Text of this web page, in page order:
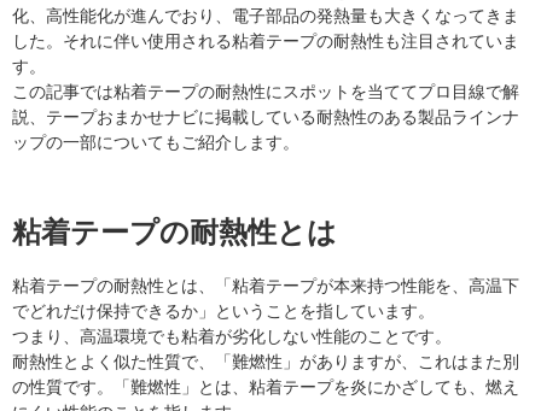
化、高性能化が進んでおり、電子部品の発熱量も大きくなってきま
した。それに伴い使用される粘着テープの耐熱性も注目されていま
す。
この記事では粘着テープの耐熱性にスポットを当ててプロ目線で解
説、テープおまかせナビに掲載している耐熱性のある製品ラインナ
ップの一部についてもご紹介します。
粘着テープの耐熱性とは
粘着テープの耐熱性とは、「粘着テープが本来持つ性能を、高温下
でどれだけ保持できるか」ということを指しています。
つまり、高温環境でも粘着が劣化しない性能のことです。
耐熱性とよく似た性質で、「難燃性」がありますが、これはまた別
の性質です。「難燃性」とは、粘着テープを炎にかざしても、燃え